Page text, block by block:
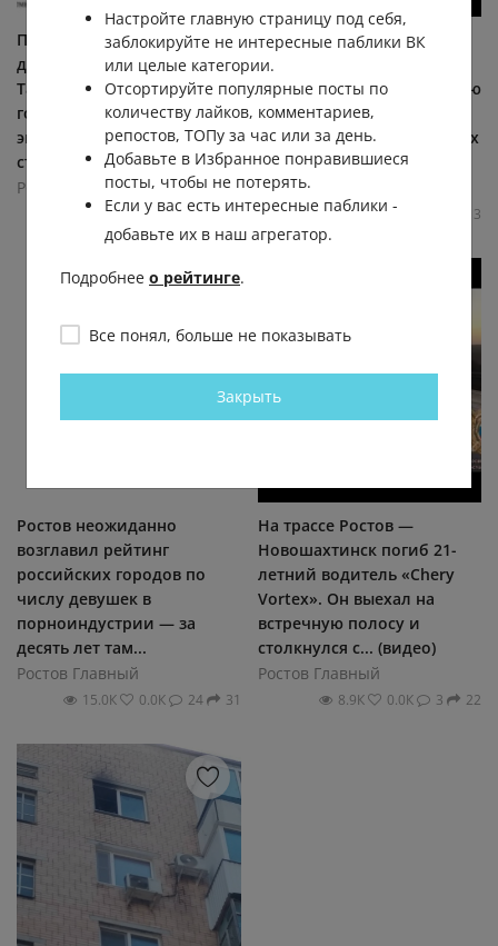
Проект четырёхполосной
дороги между Доватора и
Таганрогской не прошёл
государственную
экспертизу —
строительство...
Ростов Главный
14.1К 0.0К 6 7
На Темернике в Ростове
прошёл очередной
силовой рейд. Территорию
и торговые точки
проверили на нелегальных
мигрантов,... (видео)
Ростов Главный
10.1К 0.0К 3
Ростов неожиданно
возглавил рейтинг
российских городов по
числу девушек в
порноиндустрии — за
десять лет там...
Ростов Главный
15.0К 0.0К 24 31
На трассе Ростов —
Новошахтинск погиб 21-
летний водитель «Chery
Vortex». Он выехал на
встречную полосу и
столкнулся с... (видео)
Ростов Главный
8.9К 0.0К 3 22
Настройте главную страницу под себя,
заблокируйте не интересные паблики ВК
или целые категории.
Отсортируйте популярные посты по
количеству лайков, комментариев,
репостов, ТОПу за час или за день.
Добавьте в Избранное понравившиеся
посты, чтобы не потерять.
Если у вас есть интересные паблики -
добавьте их в наш агрегатор.
Подробнее о рейтинге.
Все понял, больше не показывать
Закрыть